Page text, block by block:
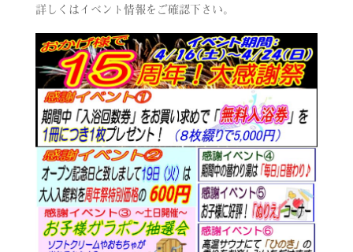
詳しくはイベント情報をご確認下さい。